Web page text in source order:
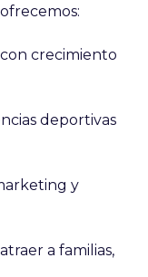
con crecimiento
deportivas
y
a familias,